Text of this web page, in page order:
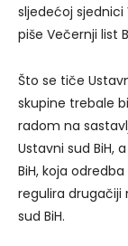
sljedećoj sjednici
piše Večernji list
Što se tiče
skupine trebale
radom na
Ustavni sud BiH,
BiH, koja
regulira drugačiji
sud BiH.